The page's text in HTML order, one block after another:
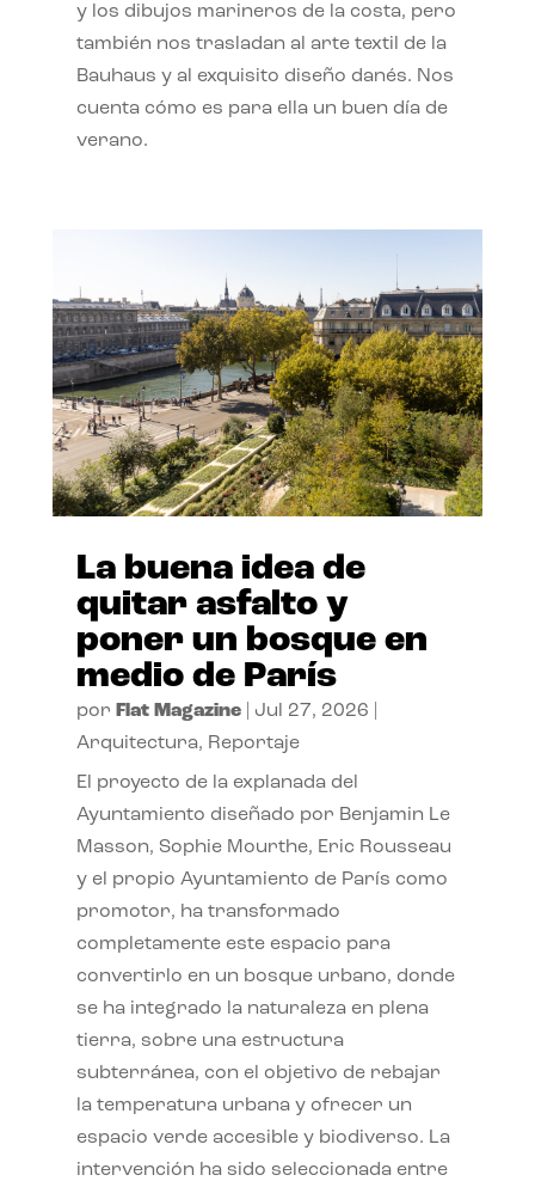
y los dibujos marineros de la costa, pero
también nos trasladan al arte textil de la
Bauhaus y al exquisito diseño danés. Nos
cuenta cómo es para ella un buen día de
verano.
La buena idea de
quitar asfalto y
poner un bosque en
medio de París
por Flat Magazine| Jul 27, 2026
Arquitectura, Reportaje
El proyecto de la explanada del
Ayuntamiento diseñado por Benjamin Le
Masson, Sophie Mourthe, Eric Rousseau
y el propio Ayuntamiento de París como
promotor, ha transformado
completamente este espacio para
convertirlo en un bosque urbano, donde
se ha integrado la naturaleza en plena
tierra, sobre una estructura
subterránea, con el objetivo de rebajar
la temperatura urbana y ofrecer un
espacio verde accesible y biodiverso. La
intervención ha sido seleccionada entre